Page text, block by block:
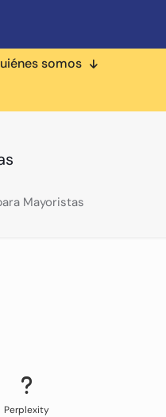
somos
Mayoristas
Perplexity